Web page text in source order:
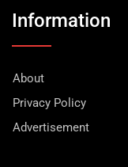
Information
About
Privacy Policy
Advertisement